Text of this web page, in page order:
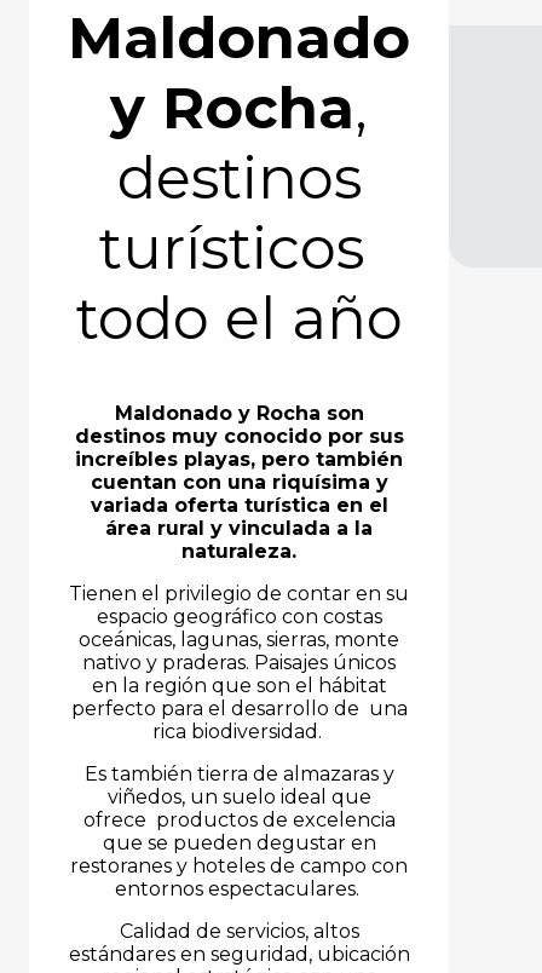
Maldonado
y Rocha,
destinos
turísticos
todo el año
Maldonado y Rocha son
destinos muy conocido por sus
increíbles playas, pero también
cuentan con una riquísima y
variada oferta turística en el
área rural y vinculada a la
naturaleza.
Tienen el privilegio de contar en su
espacio geográfico con costas
oceánicas, lagunas, sierras, monte
nativo y praderas. Paisajes únicos
en la región que son el hábitat
perfecto para el desarrollo de una
rica biodiversidad.
Es también tierra de almazaras y
viñedos, un suelo ideal que
ofrece productos de excelencia
que se pueden degustar en
restoranes y hoteles de campo con
entornos espectaculares.
Calidad de servicios, altos
estándares en seguridad, ubicación